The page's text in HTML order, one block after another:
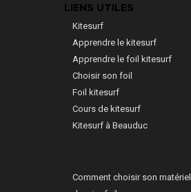
LIENS UTILES
Kitesurf
Apprendre le kitesurf
Apprendre le foil kitesurf
Choisir son foil
Foil kitesurf
Cours de kitesurf
Kitesurf à Beauduc
Comment choisir son matériel